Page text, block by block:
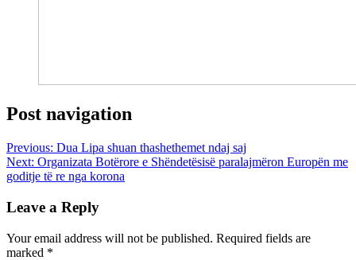
Post navigation
Previous: Dua Lipa shuan thashethemet ndaj saj
Next: Organizata Botërore e Shëndetësisë paralajmëron Europën me
goditje të re nga korona
Leave a Reply
Your email address will not be published. Required fields are
marked *